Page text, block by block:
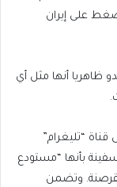
على إيران
ظاهريا أنها مثل أي
“تليغرام”
بأنها “مستودع
وتضمن